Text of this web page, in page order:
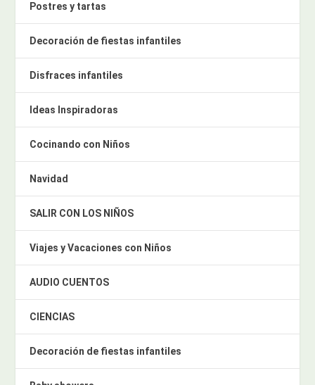
Postres y tartas
Decoración de fiestas infantiles
Disfraces infantiles
Ideas Inspiradoras
Cocinando con Niños
Navidad
SALIR CON LOS NIÑOS
Viajes y Vacaciones con Niños
AUDIO CUENTOS
CIENCIAS
Decoración de fiestas infantiles